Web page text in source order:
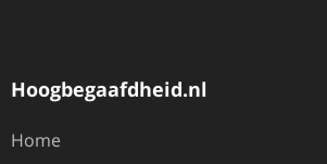
Hoogbegaafdheid.nl
Home